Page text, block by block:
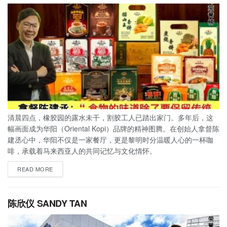
清晨四点，橡胶园的露水未干，割胶工人已踏出家门。多年后，这
幅画面成为华阳（Oriental Kopi）品牌的精神图腾。在创始人拿督陈
建丞心中，华阳不仅是一家餐厅，更是黎明时分温暖人心的一杯咖
啡，承载着马来西亚人的共同记忆与文化情怀。
READ MORE
陈欣仪 SANDY TAN